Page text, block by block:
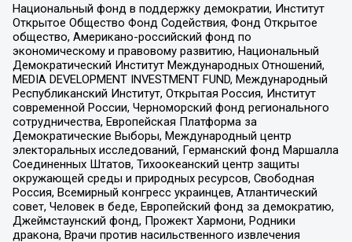
Национальный фонд в поддержку демократии, Институт
Открытое Общество Фонд Содействия, Фонд Открытое
общество, Американо-российский фонд по
экономическому и правовому развитию, Национальный
Демократический Институт Международных Отношений,
MEDIA DEVELOPMENT INVESTMENT FUND, Международный
Республиканский Институт, Открытая Россия, Институт
современной России, Черноморский фонд регионального
сотрудничества, Европейская Платформа за
Демократические Выборы, Международный центр
электоральных исследований, Германский фонд Маршалла
Соединенных Штатов, Тихоокеанский центр защиты
окружающей среды и природных ресурсов, Свободная
Россия, Всемирный конгресс украинцев, Атлантический
совет, Человек в беде, Европейский фонд за демократию,
Джеймстаунский фонд, Прожект Хармони, Родники
дракона, Врачи против насильственного извлечения